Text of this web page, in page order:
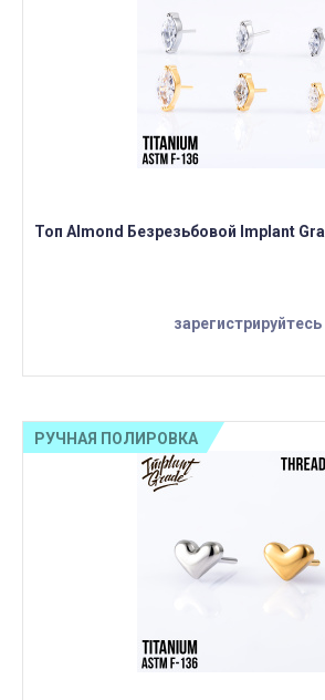
Топ Almond Безрезьбовой Implant
зарегистрируйтесь
РУЧНАЯ ПОЛИРОВКА